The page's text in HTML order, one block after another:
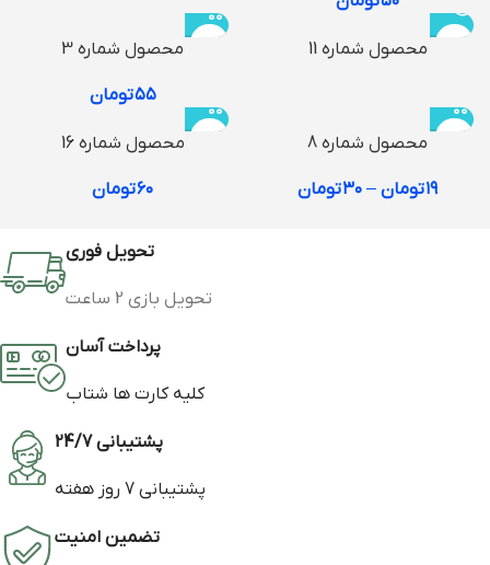
محصول شماره 11 محصول شماره 3
۵۵تومان
محصول شماره 8
۱۹تومان – ۳۰تومان
محصول شماره 16
۶۰تومان
تحویل فوری
تحویل بازی 2 ساعت
پرداخت آسان
کلیه کارت ها شتاب
پشتیبانی 24/7
پشتیبانی 7 روز هفته
تضمین امنیت